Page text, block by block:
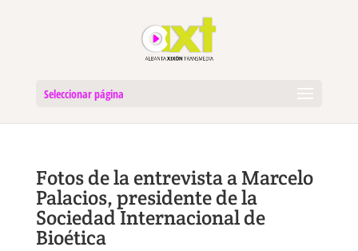
Seleccionar página
Fotos de la entrevista a Marcelo
Palacios, presidente de la
Sociedad Internacional de
Bioética